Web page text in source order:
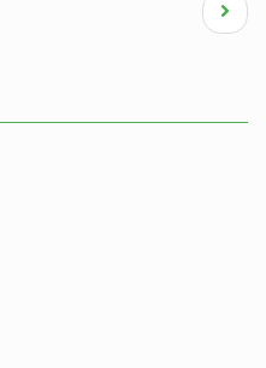
Next
page